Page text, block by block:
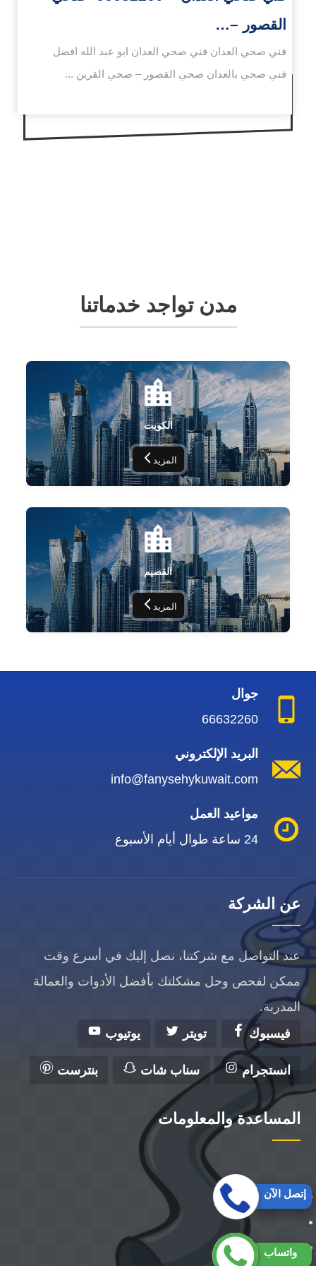
القصور –…
فني صحي العدان فني صحي العدان ابو عبد الله افضل
فني صحي بالعدان صحي القصور – صحي القرين ...
مدن تواجد خدماتنا
الكويت
المزيد
القصيم
المزيد
جوال
66632260
البريد الإلكتروني
info@fanysehykuwait.com
مواعيد العمل
24 ساعة طوال أيام الأسبوع
عن الشركة
عند التواصل مع شركتنا، نصل إليك في أسرع وقت
ممكن لفحص وحل مشكلتك بأفضل الأدوات والعمالة
المدربة.
فيسبوك
تويتر يوتيوب
انستجرام سناب شات بنترست
المساعدة والمعلومات
واتساب
إتصل الآن